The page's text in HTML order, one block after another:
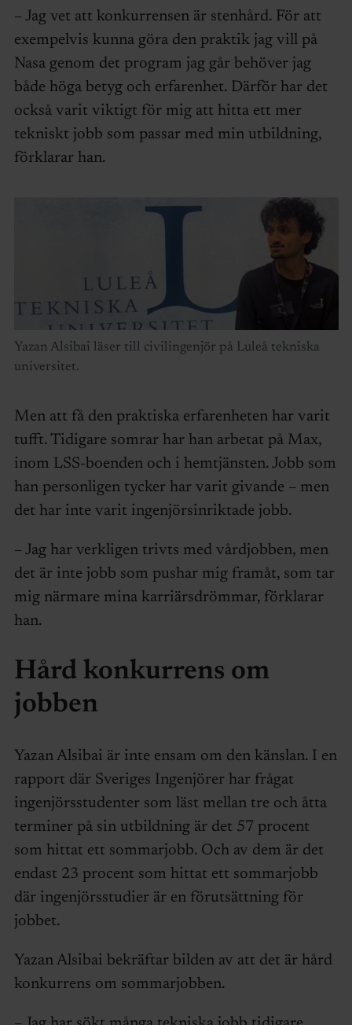
– Jag vet att konkurrensen är stenhård. För att
exempelvis kunna göra den praktik jag vill på
Nasa genom det program jag går behöver jag
både höga betyg och erfarenhet. Därför har det
också varit viktigt för mig att hitta ett mer
tekniskt jobb som passar med min utbildning,
förklarar han.
Yazan Alsibai läser till civilingenjör på Luleå tekniska
universitet.
Men att få den praktiska erfarenheten har varit
tufft. Tidigare somrar har han arbetat på Max,
inom LSS-boenden och i hemtjänsten. Jobb som
han personligen tycker har varit givande – men
det har inte varit ingenjörsinriktade jobb.
– Jag har verkligen trivts med vårdjobben, men
det är inte jobb som pushar mig framåt, som tar
mig närmare mina karriärsdrömmar, förklarar
han.
Hård konkurrens om
jobben
Yazan Alsibai är inte ensam om den känslan. I en
rapport där Sveriges Ingenjörer har frågat
ingenjörsstudenter som läst mellan tre och åtta
terminer på sin utbildning är det 57 procent
som hittat ett sommarjobb. Och av dem är det
endast 23 procent som hittat ett sommarjobb
där ingenjörsstudier är en förutsättning för
jobbet.
Yazan Alsibai bekräftar bilden av att det är hård
konkurrens om sommarjobben.